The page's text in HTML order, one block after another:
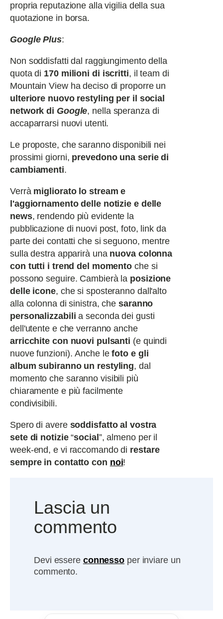
propria reputazione alla vigilia della sua
quotazione in borsa.
Google Plus:
Non soddisfatti dal raggiungimento della
quota di 170 milioni di iscritti, il team di
Mountain View ha deciso di proporre un
ulteriore nuovo restyling per il social
network di Google, nella speranza di
accaparrarsi nuovi utenti.
Le proposte, che saranno disponibili nei
prossimi giorni, prevedono una serie di
cambiamenti.
Verrà migliorato lo stream e
l'aggiornamento delle notizie e delle
news, rendendo più evidente la
pubblicazione di nuovi post, foto, link da
parte dei contatti che si seguono, mentre
sulla destra apparirà una nuova colonna
con tutti i trend del momento che si
possono seguire. Cambierà la posizione
delle icone, che si sposteranno dall'alto
alla colonna di sinistra, che saranno
personalizzabili a seconda dei gusti
dell'utente e che verranno anche
arricchite con nuovi pulsanti (e quindi
nuove funzioni). Anche lefoto e gli
album subiranno un restyling, dal
momento che saranno visibili più
chiaramente e più facilmente
condivisibili.
Spero di avere soddisfatto al vostra
sete di notizie“social ”, almeno per il
week-end, e vi raccomando di restare
sempre in contatto con noi!
Lascia un
commento
Devi essere connesso per inviare un
commento.